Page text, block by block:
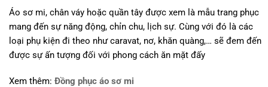
Áo sơ mi, chân váy hoặc quần tây được xem là mẫu trang phục
mang đến sự năng động, chỉn chu, lịch sự. Cùng với đó là các
loại phụ kiện đi theo như caravat, nơ, khăn quàng,… sẽ đem đến
được sự ấn tượng đối với phong cách ăn mặt đấy
Xem thêm: Đồng phục áo sơ mi